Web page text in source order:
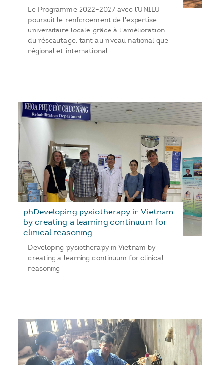
Le Programme 2022–2027 avec l'UNILU
poursuit le renforcement de l'expertise
universitaire locale grâce à l’amélioration
du réseautage, tant au niveau national que
régional et international.
phDeveloping pysiotherapy in Vietnam
by creating a learning continuum for
clinical reasoning
Developing pysiotherapy in Vietnam by
creating a learning continuum for clinical
reasoning